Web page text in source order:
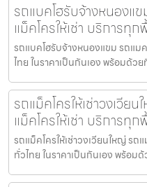
รถแบคโฮรับจ้างหนองแ
แม็คโครให้เช่า บริการทุ
รถแบคโฮรับจ้างหนองแขม รถแม
ไทย ในราคาเป็นกันเอง พร้อมด้
รถแม็คโครให้เช่าวงเวีย
แม็คโครให้เช่า บริการทุ
รถแม็คโครให้เช่าวงเวียนใหญ่ รถ
ทั่วไทย ในราคาเป็นกันเอง พร้อม